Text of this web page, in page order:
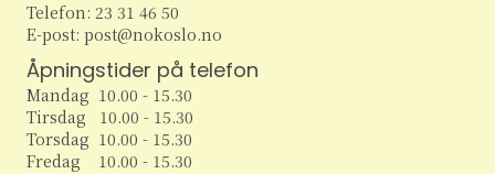
Telefon: 23 31 46 50
E-post: post@nokoslo.no
Åpningstider på telefon
Mandag 10.00 - 15.30
Tirsdag 10.00 - 15.30
Torsdag 10.00 - 15.30
Fredag 10.00 - 15.30